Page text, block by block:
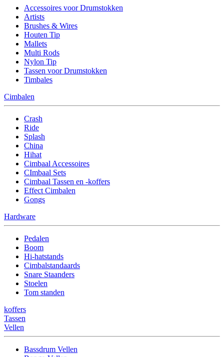
Accessoires voor Drumstokken
Artists
Brushes & Wires
Houten Tip
Mallets
Multi Rods
Nylon Tip
Tassen voor Drumstokken
Timbales
Cimbalen
Crash
Ride
Splash
China
Hihat
Cimbaal Accessoires
CImbaal Sets
Cimbaal Tassen en -koffers
Effect Cimbalen
Gongs
Hardware
Pedalen
Boom
Hi-hatstands
Cimbalstandaards
Snare Staanders
Stoelen
Tom standen
koffers
Tassen
Vellen
Bassdrum Vellen